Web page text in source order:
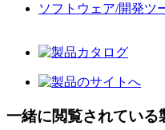
ソフトウェア/開発ツ
一緒に閲覧されている